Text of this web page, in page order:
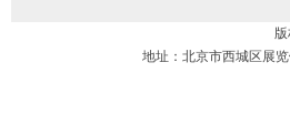
地址：北京市西城区展